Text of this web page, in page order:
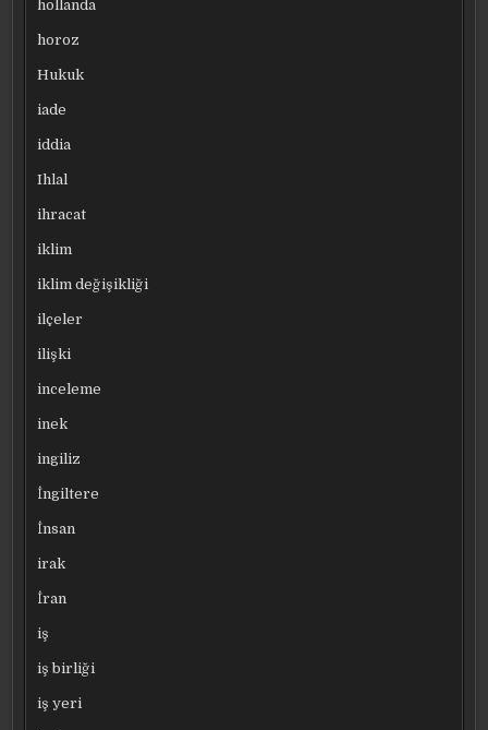
hollanda
horoz
Hukuk
iade
iddia
Ihlal
ihracat
iklim
iklim değişikliği
ilçeler
ilişki
inceleme
inek
ingiliz
İngiltere
İnsan
irak
İran
iş
iş birliği
iş yeri